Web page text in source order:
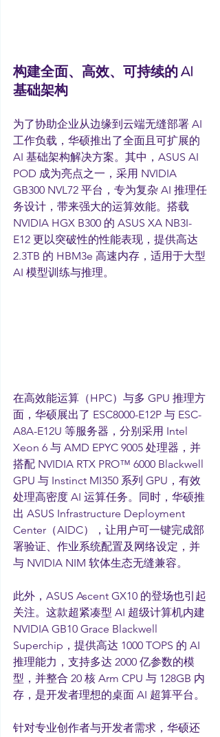
构建全面、高效、可持续的 AI
基础架构
为了协助企业从边缘到云端无缝部署 AI
工作负载，华硕推出了全面且可扩展的
AI 基础架构解决方案。其中，ASUS AI
POD 成为亮点之一，采用 NVIDIA
GB300 NVL72 平台，专为复杂 AI 推理任
务设计，带来强大的运算效能。搭载
NVIDIA HGX B300 的 ASUS XA NB3I-
E12 更以突破性的性能表现，提供高达
2.3TB 的 HBM3e 高速内存，适用于大型
AI 模型训练与推理。
在高效能运算（HPC）与多 GPU 推理方
面，华硕展出了 ESC8000-E12P 与 ESC-
A8A-E12U 等服务器，分别采用 Intel
Xeon 6 与 AMD EPYC 9005 处理器，并
搭配 NVIDIA RTX PRO™ 6000 Blackwell
GPU 与 Instinct MI350 系列 GPU，有效
处理高密度 AI 运算任务。同时，华硕推
出 ASUS Infrastructure Deployment
Center（AIDC），让用户可一键完成部
署验证、作业系统配置及网络设定，并
与 NVIDIA NIM 软体生态无缝兼容。
此外，ASUS Ascent GX10 的登场也引起
关注。这款超紧凑型 AI 超级计算机内建
NVIDIA GB10 Grace Blackwell
Superchip，提供高达 1000 TOPS 的 AI
推理能力，支持多达 2000 亿参数的模
型，并整合 20 核 Arm CPU 与 128GB 内
存，是开发者理想的桌面 AI 超算平台。
针对专业创作者与开发者需求，华硕还